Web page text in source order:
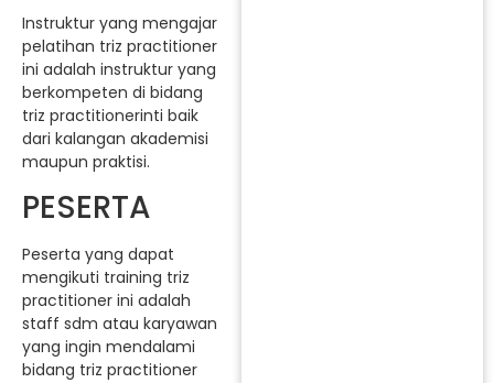
Instruktur yang mengajar
pelatihan triz practitioner
ini adalah instruktur yang
berkompeten di bidang
triz practitionerinti baik
dari kalangan akademisi
maupun praktisi.
PESERTA
Peserta yang dapat
mengikuti training triz
practitioner ini adalah
staff sdm atau karyawan
yang ingin mendalami
bidang triz practitioner